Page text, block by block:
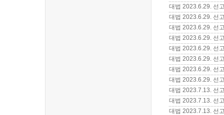
대법 2023.6.29. 선
대법 2023.6.29. 선
대법 2023.6.29. 선
대법 2023.6.29. 선
대법 2023.6.29. 선
대법 2023.6.29. 선
대법 2023.6.29. 선
대법 2023.6.29. 선
대법 2023.7.13. 선
대법 2023.7.13. 선
대법 2023.7.13. 선